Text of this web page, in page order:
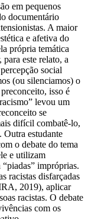
em pequenos
documentário
A maior
e afetiva do
própria temática
este relato, a
social
(ou silenciamos) o
isso é
levou um
se
difícil combatê-lo,
Outra estudante
o debate do tema
e utilizam
impróprias.
racistas disfarçadas
2019), aplicar
racistas. O debate
com os